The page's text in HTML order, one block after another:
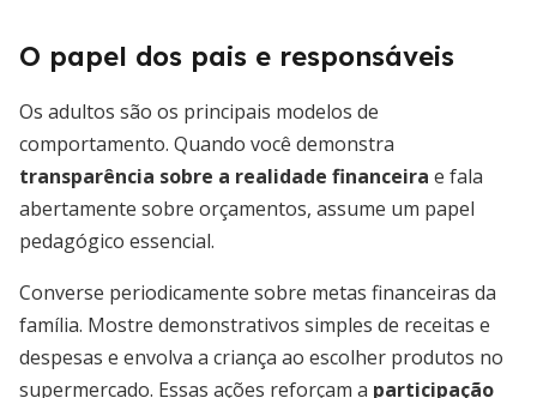
O papel dos pais e responsáveis
Os adultos são os principais modelos de
comportamento. Quando você demonstra
transparência sobre a realidade financeira e fala
abertamente sobre orçamentos, assume um papel
pedagógico essencial.
Converse periodicamente sobre metas financeiras da
família. Mostre demonstrativos simples de receitas e
despesas e envolva a criança ao escolher produtos no
supermercado. Essas ações reforçam a participação